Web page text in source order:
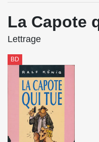
La Capote
Lettrage
BD